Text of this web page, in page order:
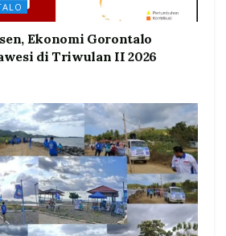
Ekonomi Gorontalo
di Triwulan II 2026